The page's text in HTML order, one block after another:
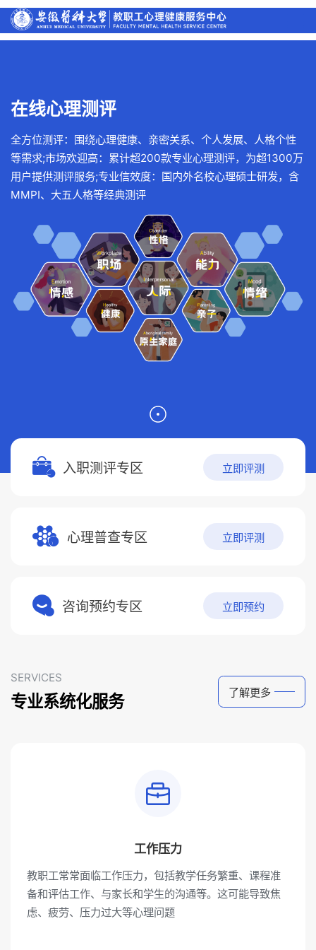
在线心理测评
全方位测评：围绕心理健康、亲密关系、个人发展、人格个性
等需求;市场欢迎高：累计超200款专业心理测评，为超1300万
用户提供测评服务;专业信效度：国内外名校心理硕士研发，含
MMPI、大五人格等经典测评
入职测评专区 立即评测
心理普查专区 立即评测
咨询预约专区 立即预约
SERVICES
专业系统化服务 了解更多
工作压力
教职工常常面临工作压力，包括教学任务繁重、课程准
备和评估工作、与家长和学生的沟通等。这可能导致焦
虑、疲劳、压力过大等心理问题